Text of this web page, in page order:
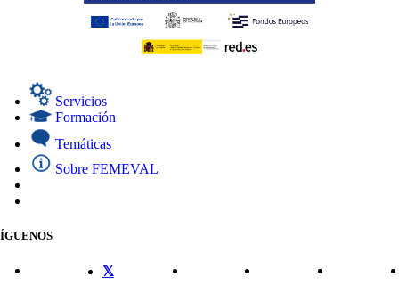
Servicios
Formación
Temáticas
Sobre FEMEVAL